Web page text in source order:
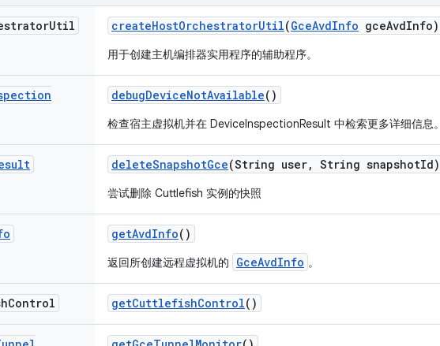
Util createHostOrchestratorUtil(GceAvdInfo gceAvdInfo)
用于创建主机编排器实用程序的辅助程序。
debugDeviceNotAvailable()
检查宿主虚拟机并在 DeviceInspectionResult 中检索更多详细信息
deleteSnapshotGce(String user, String snapshotId)
尝试删除 Cuttlefish 实例的快照
getAvdInfo()
返回所创建远程虚拟机的 GceAvdInfo 。
Control getCuttlefishControl()